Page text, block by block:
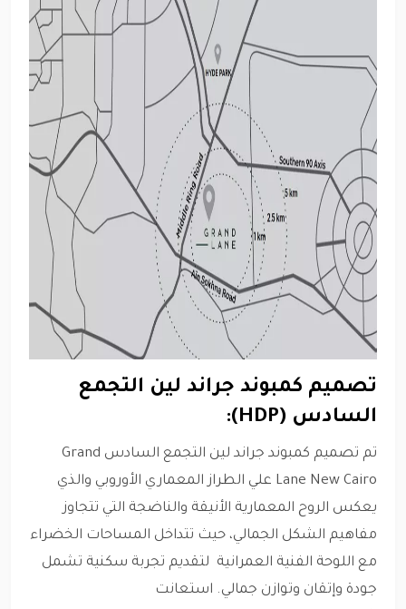
تصميم كمبوند جراند لين التجمع
السادس (HDP):
تم تصميم كمبوند جراند لين التجمع السادس Grand
Lane New Cairo علي الطراز المعماري الأوروبي والذي
يعكس الروح المعمارية الأنيقة والناضجة التي تتجاوز
مفاهيم الشكل الجمالي، حيث تتداخل المساحات الخضراء
مع اللوحة الفنية العمرانية لتقديم تجربة سكنية تشمل
جودة وإتقان وتوازن جمالي. استعانت